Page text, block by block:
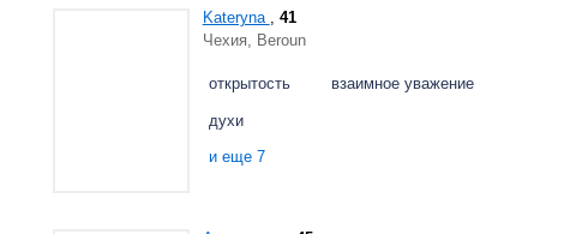
Kateryna , 41
Чехия, Beroun
открытость взаимное уважение
духи
и еще 7